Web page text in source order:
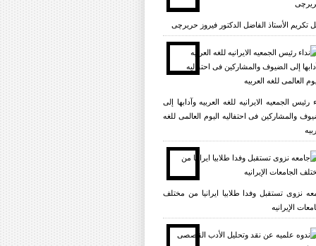
تکریم الأستاذ الفاضل الدکتور فیروز حریرچی
رئیس الجمعیه الایرانیه للغه العربیه وآدابها إلی
والمشارکین فی احتفالیه الیوم العالمی للغه
نزوی تستقبل وفدا طلابیا ایرانیا من مختلف
الإیرانیه